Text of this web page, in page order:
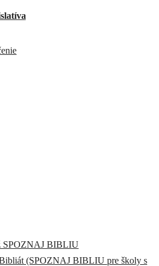
SPOZNAJ BIBLIU
(SPOZNAJ BIBLIU pre školy s